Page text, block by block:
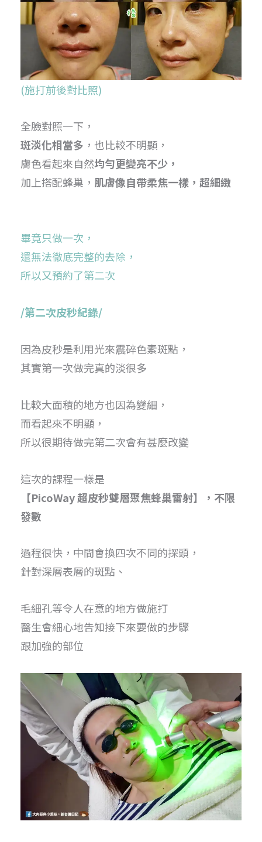
(施打前後對比照)
全臉對照一下，
斑淡化相當多 ，也比較不明顯，
膚色看起來自然均勻更變亮不少，
加上搭配蜂巢， 肌膚像自帶柔焦一樣，超細緻
畢竟只做一次，
還無法徹底完整的去除，
所以又預約了第二次
/第二次皮秒紀錄/
因為皮秒是利用光來震碎色素斑點，
其實第一次做完真的淡很多
比較大面積的地方也因為變細，
而看起來不明顯，
所以很期待做完第二次會有甚麼改變
這次的課程一樣是
【PicoWay 超皮秒雙層聚焦蜂巢雷射】，不限
發數
過程很快，中間會換四次不同的探頭，
針對深層表層的斑點、
毛細孔等令人在意的地方做施打
醫生會細心地告知接下來要做的步驟
跟加強的部位